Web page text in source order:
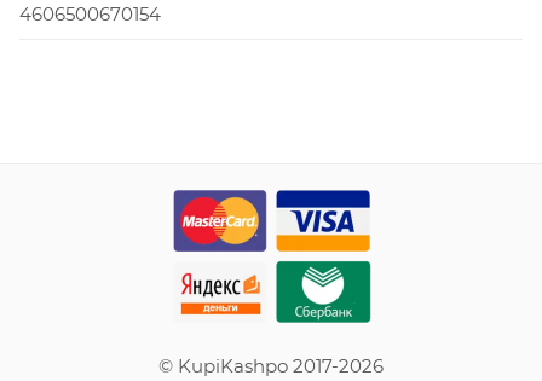
4606500670154
© KupiKashpo 2017-2026